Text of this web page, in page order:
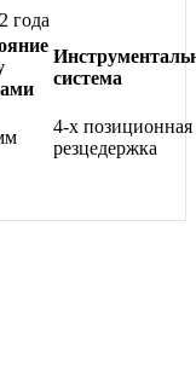
года
система
4-х позиционная
резцедержка